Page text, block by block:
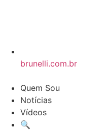
brunelli.com.br
Quem Sou
Notícias
Vídeos
🔍